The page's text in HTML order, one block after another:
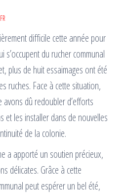
difficile cette année pour
s’occupent du rucher communal
plus de huit essaimages ont été
ruches. Face à cette situation,
dû redoubler d’efforts
et les installer dans de nouvelles
de la colonie.
a apporté un soutien précieux,
délicates. Grâce à cette
peut espérer un bel été,